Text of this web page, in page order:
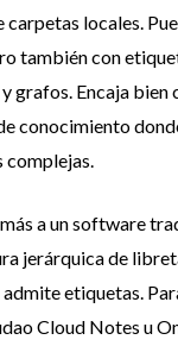
locales.
también con
grafos. Encaja bien
conocimiento
a un software
jerárquica de
etiquetas.
Cloud Notes u